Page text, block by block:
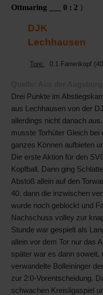
Ottmaring ___ 0 : 2 }
DJK
Lechhausen
Tore: 0:1 Farrenkopf
Drei Punkte im
aus Lechhausen von der
allerdings nicht danach
musste Torhüter Gleich
ganzes Können aufbieten
Die erste Aktion für den
Kopfball. Dann ging
Abstoß allein auf den
40. dann die inzwischen
wurde noch geblockt und
Nachschuss volley zur
Stunde war gespielt als
allein vor dem Tor nur das
später war es dann soweit,
verwandelte Bolleininger
zur 2:0-Vorentscheidung.
schwachen Kreisligaspiel